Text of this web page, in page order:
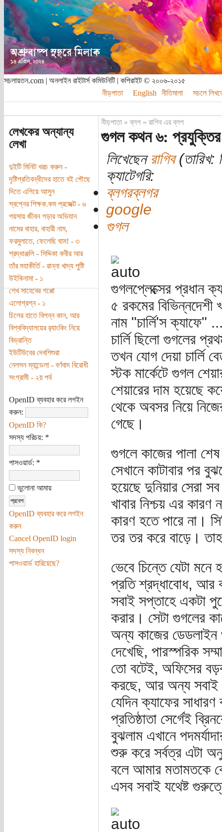
সচলায়তন.com | অনলাইন রাইটার্স কমিউনিটি | কপিরাইট © ২০০৬-২০১৫
নীড়পাতা
English নীতিমালা সচলে
লেখকের অন্যান্য
লেখা
দুইটি মিনিট খরচ করুন -
দৃষ্টিপ্রতিবন্ধীদের হাতে বই পৌছে
দিতে এগিয়ে আসুন
স্বপ্নের শিক্ষক.কম প্রজেক্ট - ৬
পয়সায় জীবন গড়ার অভিযান
নামের বাহার, বাহারী নাম,
ফরমুলাতে, ফেলেছি ঘাম! - ৩
শ্রদ্ধাঞ্জলি - সিদ্দিকা কবীর আর
তাঁর মহাকীর্তি - রান্না খাদ্য পুষ্টি
উইকিনামা - ১
শেখ সাহেবের গপ্পো
এলোপ্রশ্ন - ১
চিলের হাতে বিপন্ন কান, আর
বিশ্ববিদ্যালয়ের র‌্যাংকিং নিয়ে
বিভ্রান্তি
ইউটিউবের দেবশিশুরা
নেলসন ম্যান্ডেলা - বর্ণবাদ বিরোধী
সংগ্রামী - ২য় পর্ব
OpenID ব্যবহার করে লগইন
করুন:
OpenID কি?
সদস্য পরিচয়: *
পাসওয়ার্ড: *
ভুলোনা আমায়
OpenID ব্যবহার করে লগইন
করুন
Cancel OpenID login
সদস্য নিবন্ধন
পাসওয়ার্ড হারিয়েছে?
নীড়পাতা»ব্লগ» রাগিব এর ব্লগ
গুগল কথন ৬:
লিখেছেনরাগিব(তারিখ:
ক্যাটেগরি:
ব্লগরব্লগর
google
গুগল
গুগলপ্লেক্সের প্রধান
৫ রকমের
নাম "চার্লি'স ক্যাফে"
চার্লি ছিলো গুগলের
তখন যোগ দেয়া চার্লি
স্টক মার্কেটে গুগল
শেয়ারের দাম হয়েছে
থেকে অবসর নিয়ে
গেছে।
গুগলে কাজের পালা
সেখানে কাটাবার পর
হয়েছে দুনিয়ার সেরা
খাবার নিশ্চয় এর
কারণ হতে পারে না।
তর তর করে বাড়ে।
ভেবে চিন্তে যেটা
প্রতি শ্রদ্ধাবোধ, আর
সবাই সপ্তাহে একটা
করার। সেটা গুগলের
অন্য কাজের
দেখেছি, পারস্পরিক
তো বটেই, অফিসের
করছে, আর অন্য সবাই
যেদিন ক্যাফের
প্রতিষ্ঠাতা সের্গেই
বুঝলাম এখানে
শুরু করে সর্বত্র এটা
বলে আমার মতামতকে
এসব সবাই যথেষ্ট